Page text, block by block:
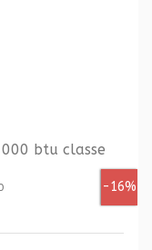
-16%
btu classe